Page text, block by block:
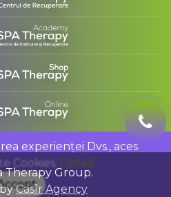
Therapy Group.
Casîr Agency
experienței Dvs., aces
Cookies. Detalii